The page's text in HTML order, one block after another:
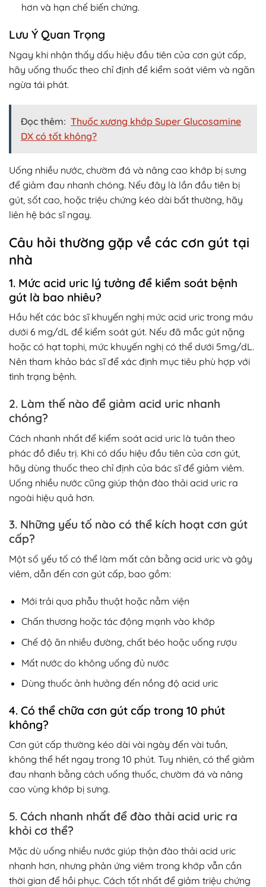
hơn và hạn chế biến chứng.
Lưu Ý Quan Trọng
Ngay khi nhận thấy dấu hiệu đầu tiên của cơn gút cấp,
hãy uống thuốc theo chỉ định để kiểm soát viêm và ngăn
ngừa tái phát.
Đọc thêm: Thuốc xương khớp Super Glucosamine
DX có tốt không?
Uống nhiều nước, chườm đá và nâng cao khớp bị sưng
để giảm đau nhanh chóng. Nếu đây là lần đầu tiên bị
gút, sốt cao, hoặc triệu chứng kéo dài bất thường, hãy
liên hệ bác sĩ ngay.
Câu hỏi thường gặp về các cơn gút tại
nhà
1. Mức acid uric lý tưởng để kiểm soát bệnh
gút là bao nhiêu?
Hầu hết các bác sĩ khuyến nghị mức acid uric trong máu
dưới 6 mg/dL để kiểm soát gút. Nếu đã mắc gút nặng
hoặc có hạt tophi, mức khuyến nghị có thể dưới 5mg/dL.
Nên tham khảo bác sĩ để xác định mục tiêu phù hợp với
tình trạng bệnh.
2. Làm thế nào để giảm acid uric nhanh
chóng?
Cách nhanh nhất để kiểm soát acid uric là tuân theo
phác đồ điều trị. Khi có dấu hiệu đầu tiên của cơn gút,
hãy dùng thuốc theo chỉ định của bác sĩ để giảm viêm.
Uống nhiều nước cũng giúp thận đào thải acid uric ra
ngoài hiệu quả hơn.
3. Những yếu tố nào có thể kích hoạt cơn gút
cấp?
Một số yếu tố có thể làm mất cân bằng acid uric và gây
viêm, dẫn đến cơn gút cấp, bao gồm:
Mới trải qua phẫu thuật hoặc nằm viện
Chấn thương hoặc tác động mạnh vào khớp
Chế độ ăn nhiều đường, chất béo hoặc uống rượu
Mất nước do không uống đủ nước
Dùng thuốc ảnh hưởng đến nồng độ acid uric
4. Có thể chữa cơn gút cấp trong 10 phút
không?
Cơn gút cấp thường kéo dài vài ngày đến vài tuần,
không thể hết ngay trong 10 phút. Tuy nhiên, có thể giảm
đau nhanh bằng cách uống thuốc, chườm đá và nâng
cao vùng khớp bị sưng.
5. Cách nhanh nhất để đào thải acid uric ra
khỏi cơ thể?
Mặc dù uống nhiều nước giúp thận đào thải acid uric
nhanh hơn, nhưng phản ứng viêm trong khớp vẫn cần
thời gian để hồi phục. Cách tốt nhất để giảm triệu chứng